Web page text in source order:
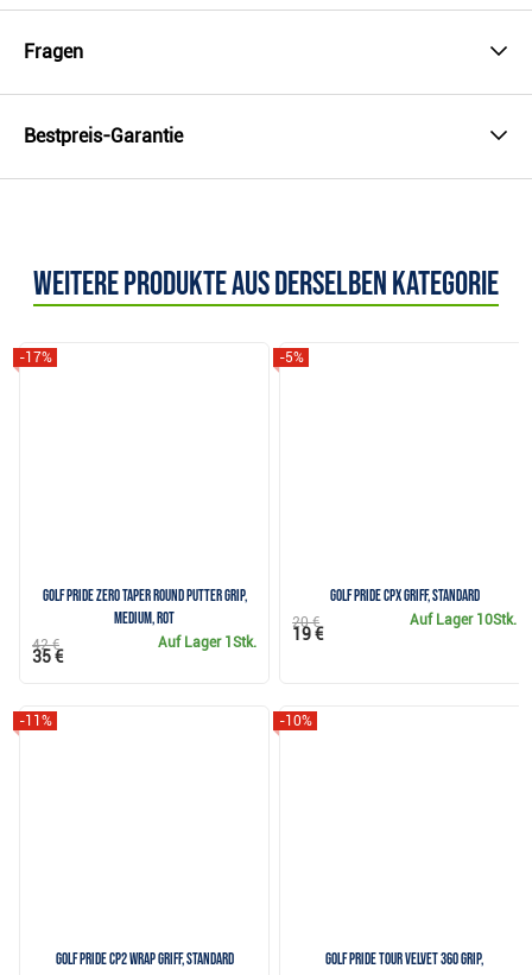
Fragen
Bestpreis-Garantie
Weitere Produkte aus derselben Kategorie
Golf Pride Zero Taper Round Putter Grip,
Medium, Rot
-17%
Auf Lager 1Stk.
42 €
35 €
Golf Pride CPx Griff, Standard
-5%
Auf Lager 10Stk.
20 €
19 €
Golf Pride CP2 Wrap Griff, Standard
-11%
Golf Pride Tour Velvet 360 Grip,
-10%